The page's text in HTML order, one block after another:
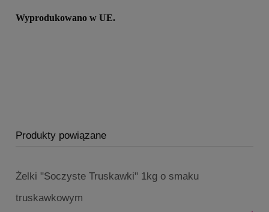
Wyprodukowano w UE.
Produkty powiązane
Żelki "Soczyste Truskawki" 1kg o smaku
truskawkowym